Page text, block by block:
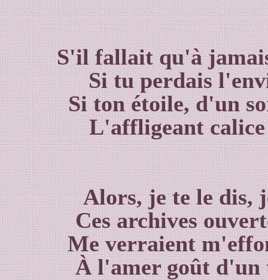
S'il fallait qu'à
Si tu perdais
Si ton étoile, d'un
L'affligeant
Alors, je te le dis,
Ces archives
Me verraient
À l'amer goût d'un